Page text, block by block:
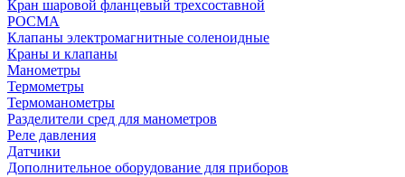
Кран шаровой фланцевый трехсоставной
РОСМА
Клапаны электромагнитные соленоидные
Краны и клапаны
Манометры
Термометры
Термоманометры
Разделители сред для манометров
Реле давления
Датчики
Дополнительное оборудование для приборов